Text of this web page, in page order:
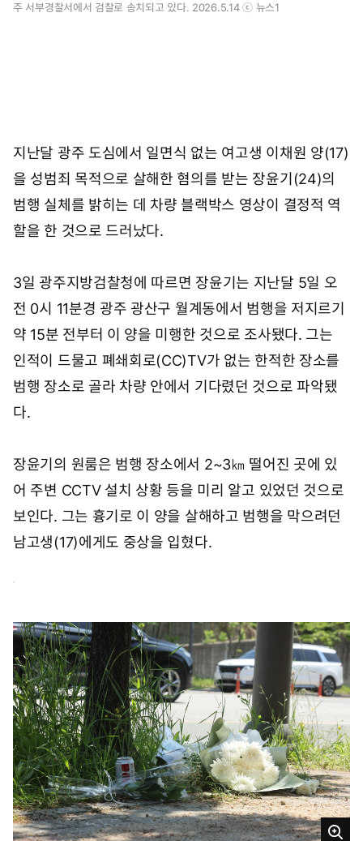
주 서부경찰서에서 검찰로 송치되고 있다. 2026.5.14 ⓒ 뉴스1
지난달 광주 도심에서 일면식 없는 여고생 이채원 양(17)
을 성범죄 목적으로 살해한 혐의를 받는 장윤기(24)의
범행 실체를 밝히는 데 차량 블랙박스 영상이 결정적 역
할을 한 것으로 드러났다.
3일 광주지방검찰청에 따르면 장윤기는 지난달 5일 오
전 0시 11분경 광주 광산구 월계동에서 범행을 저지르기
약 15분 전부터 이 양을 미행한 것으로 조사됐다. 그는
인적이 드물고 폐쇄회로(CC)TV가 없는 한적한 장소를
범행 장소로 골라 차량 안에서 기다렸던 것으로 파악됐
다.
장윤기의 원룸은 범행 장소에서 2~3㎞ 떨어진 곳에 있
어 주변 CCTV 설치 상황 등을 미리 알고 있었던 것으로
보인다. 그는 흉기로 이 양을 살해하고 범행을 막으려던
남고생(17)에게도 중상을 입혔다.
크